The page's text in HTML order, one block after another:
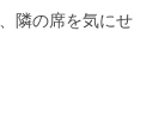
隣の席を気にせ